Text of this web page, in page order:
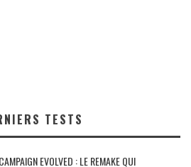
TESTS
EVOLVED : LE REMAKE QUI